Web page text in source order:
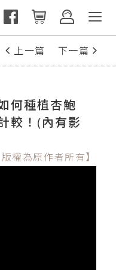
上一篇 下一篇
何種植杏鮑
較！(內有影
權為原作者所有】